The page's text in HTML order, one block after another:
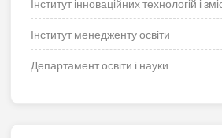
Інститут інноваційних технологій і
Інститут менедженту освіти
Департамент освіти і науки